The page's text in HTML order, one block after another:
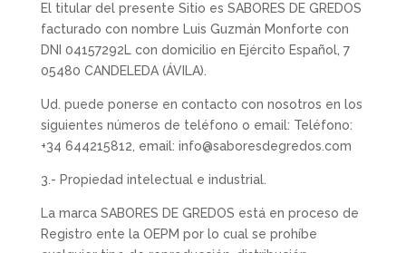
El titular del presente Sitio es SABORES DE GREDOS
facturado con nombre Luis Guzmán Monforte con
DNI 04157292L con domicilio en Ejército Español, 7
05480 CANDELEDA (ÁVILA).
Ud. puede ponerse en contacto con nosotros en los
siguientes números de teléfono o email: Teléfono:
+34 644215812, email: info@saboresdegredos.com
3.- Propiedad intelectual e industrial.
La marca SABORES DE GREDOS está en proceso de
Registro ente la OEPM por lo cual se prohíbe